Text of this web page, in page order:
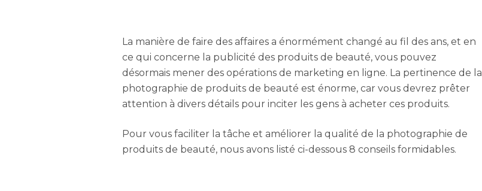
La manière de faire des affaires a énormément changé au fil des ans, et en
ce qui concerne la publicité des produits de beauté, vous pouvez
désormais mener des opérations de marketing en ligne. La pertinence de la
photographie de produits de beauté est énorme, car vous devrez prêter
attention à divers détails pour inciter les gens à acheter ces produits.
Pour vous faciliter la tâche et améliorer la qualité de la photographie de
produits de beauté, nous avons listé ci-dessous 8 conseils formidables.